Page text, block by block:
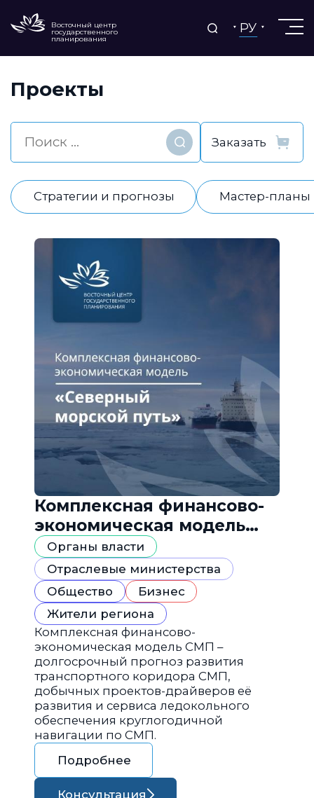
Восточный центр
государственного
планирования
РУ
Проекты
Найти
Стратегии и прогнозы Мастер-планы
Комплексная финансово-
экономическая модель
«Северный морской путь»
Органы власти
Отраслевые министерства
Общество
Бизнес
Жители региона
Комплексная финансово-
экономическая модель СМП –
долгосрочный прогноз развития
транспортного коридора СМП,
добычных проектов-драйверов её
развития и сервиса ледокольного
обеспечения круглогодичной
навигации по СМП.
Подробнее
Консультация